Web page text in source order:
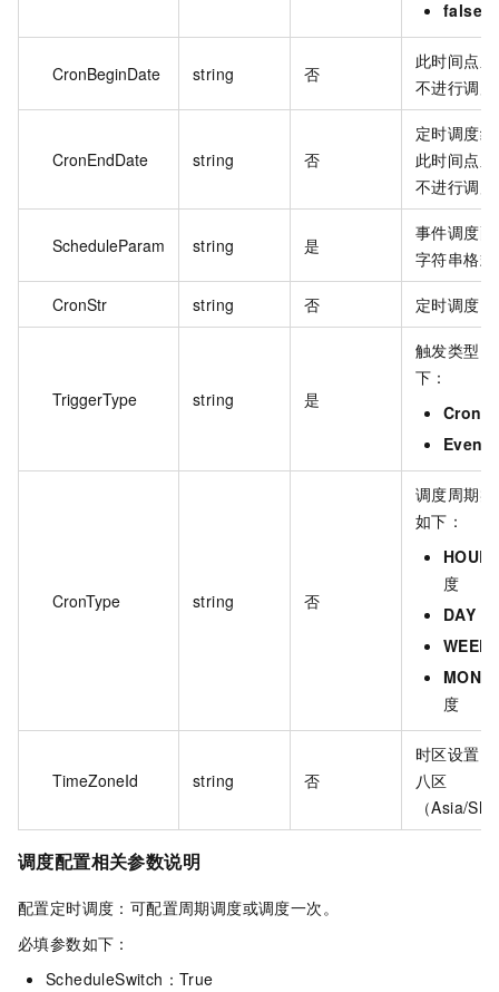
false
CronBeginDate string 否
此时间点
不进行调
CronEndDate string 否
定时调度
此时间点
不进行调
ScheduleParam string 是
事件调度
字符串格
CronStr string 否 定时调度
TriggerType string 是
触发类型
下：
Cron
Event
CronType string 否
调度周期
如下：
HOUR
度
DAY
WEEK
度
TimeZoneId string 否
时区设置
八区
（Asia/
调度配置相关参数说明
配置定时调度：可配置周期调度或调度一次。
必填参数如下：
ScheduleSwitch：True